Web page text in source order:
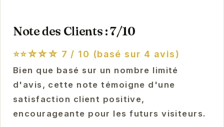
Note des Clients : 7/10
⭐⭐☆☆☆ 7 / 10 (basé sur 4 avis)
Bien que basé sur un nombre limité
d'avis, cette note témoigne d'une
satisfaction client positive,
encourageante pour les futurs visiteurs.